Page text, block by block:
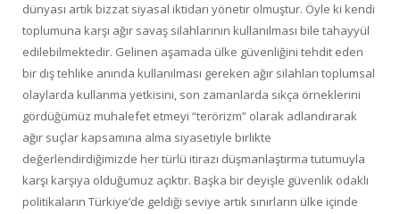
dünyası artık bizzat siyasal iktidarı yönetir olmuştur. Öyle ki kendi
toplumuna karşı ağır savaş silahlarının kullanılması bile tahayyül
edilebilmektedir. Gelinen aşamada ülke güvenliğini tehdit eden
bir dış tehlike anında kullanılması gereken ağır silahları toplumsal
olaylarda kullanma yetkisini, son zamanlarda sıkça örneklerini
gördüğümüz muhalefet etmeyi “terörizm” olarak adlandırarak
ağır suçlar kapsamına alma siyasetiyle birlikte
değerlendirdiğimizde her türlü itirazı düşmanlaştırma tutumuyla
karşı karşıya olduğumuz açıktır. Başka bir deyişle güvenlik odaklı
politikaların Türkiye’de geldiği seviye artık sınırların ülke içinde